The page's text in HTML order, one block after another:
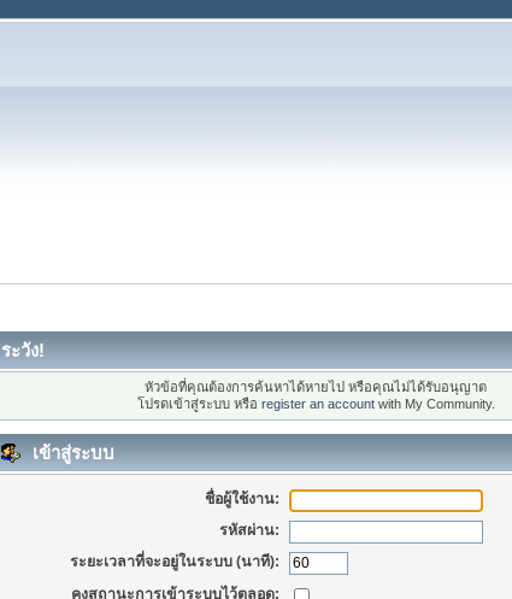
ระวัง!
หัวข้อที่คุณต้องการค้นหาได้หายไป หรือคุณไม่ได้รับอนุญาต
โปรดเข้าสู่ระบบ หรือ register an accountwith My Community.
เข้าสู่ระบบ
ชื่อผู้ใช้งาน:
รหัสผ่าน:
ระยะเวลาที่จะอยู่ในระบบ (นาที):
คงสถานะการเข้าระบบไว้ตลอด: